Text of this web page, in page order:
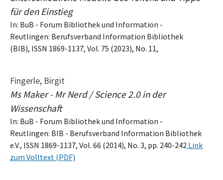
für den Einstieg
In: BuB - Forum Bibliothek und Information -
Reutlingen: Berufsverband Information Bibliothek
(BIB), ISSN 1869-1137, Vol. 75 (2023), No. 11,
Fingerle, Birgit
Ms Maker - Mr Nerd / Science 2.0 in der
Wissenschaft
In: BuB - Forum Bibliothek und Information -
Reutlingen: BIB - Berufsverband Information Bibliothek
e.V., ISSN 1869-1137, Vol. 66 (2014), No. 3, pp. 240-242 Link
zum Volltext (PDF)